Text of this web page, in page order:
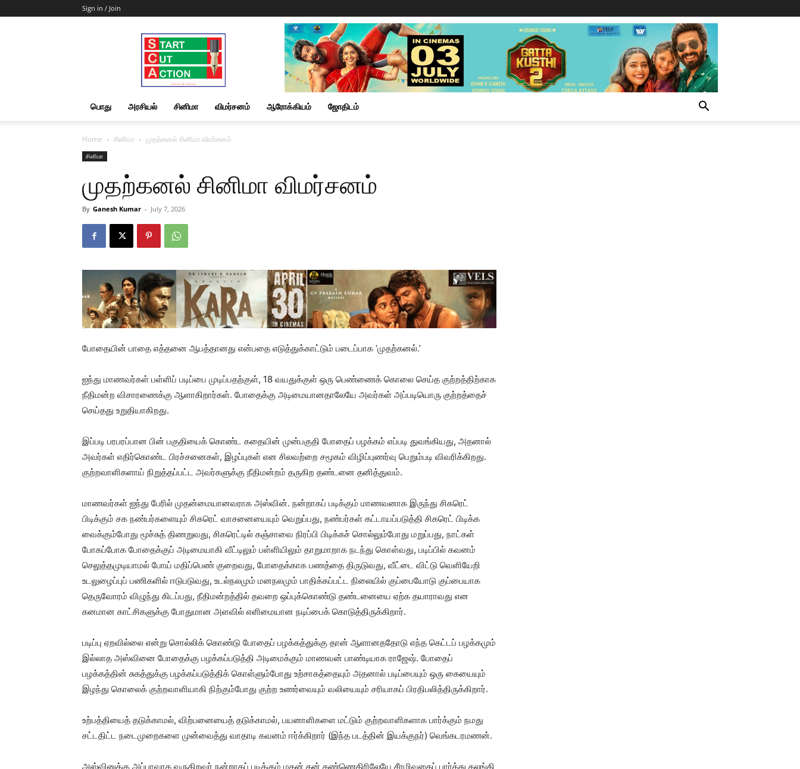
Sign in / Join
Start
Cut
Action
|
News
&
பொது அரசியல் சினிமா விமர்சனம் ஆரோக்கியம் ஜோதிடம்
Home சினிமா முதற்கனல் சினிமா விமர்சனம்
சினிமா
முதற்கனல் சினிமா விமர்சனம்
By Ganesh Kumar - July 7, 2026
போதையின் பாதை எத்தனை ஆபத்தானது என்பதை எடுத்துக்காட்டும் படைப்பாக ‘முதற்கனல்.’
ஐந்து மாணவர்கள் பள்ளிப் படிப்பை முடிப்பதற்குள், 18 வயதுக்குள் ஒரு பெண்ணைக் கொலை செய்த குற்றத்திற்காக
நீதிமன்ற விசாரணைக்கு ஆளாகிறார்கள். போதைக்கு அடிமையானதாலேயே அவர்கள் அப்படியொரு குற்றத்தைச்
செய்தது உறுதியாகிறது.
இப்படி பரபரப்பான பின் பகுதியைக் கொண்ட கதையின் முன்பகுதி போதைப் பழக்கம் எப்படி துவங்கியது, அதனால்
அவர்கள் எதிர்கொண்ட பிரச்சனைகள், இழப்புகள் என சிலவற்றை சமூகம் விழிப்புணர்வு பெறும்படி விவரிக்கிறது.
குற்றவாளிகளாய் நிறுத்தப்பட்ட அவர்களுக்கு நீதிமன்றம் தருகிற தண்டனை தனித்துவம்.
மாணவர்கள் ஐந்து பேரில் முதன்மையானவராக அஸ்வின். நன்றாகப் படிக்கும் மாணவனாக இருந்து சிகரெட்
பிடிக்கும் சக நண்பர்களையும் சிகரெட் வாசனையையும் வெறுப்பது, நண்பர்கள் கட்டாயப்படுத்தி சிகரெட் பிடிக்க
வைக்கும்போது மூச்சுத் திணறுவது, சிகரெட்டில் கஞ்சாவை நிரப்பி பிடிக்கச் சொல்லும்போது மறுப்பது, நாட்கள்
போகப்போக போதைக்குப் அடிமையாகி வீட்டிலும் பள்ளியிலும் தாறுமாறாக நடந்து கொள்வது, படிப்பில் கவனம்
செலுத்தமுடியாமல் போய் மதிப்பெண் குறைவது, போதைக்காக பணத்தை திருடுவது, வீட்டை விட்டு வெளியேறி
உடலுழைப்புப் பணிகளில் ஈடுபடுவது, உடல்நலமும் மனநலமும் பாதிக்கப்பட்ட நிலையில் குப்பையோடு குப்பையாக
தெருவோரம் விழுந்து கிடப்பது, நீதிமன்றத்தில் தவறை ஒப்புக்கொண்டு தண்டனையை ஏற்க தயாராவது என
கனமான காட்சிகளுக்கு போதுமான அளவில் எளிமையான நடிப்பைக் கொடுத்திருக்கிறார்.
படிப்பு ஏறவில்லை என்று சொல்லிக் கொண்டு போதைப் பழக்கத்துக்கு தான் ஆளானததோடு எந்த கெட்டப் பழக்கமும்
இல்லாத அஸ்வினை போதைக்கு பழக்கப்படுத்தி அடிமைக்கும் மாணவன் பாண்டியாக ராஜேஷ். போதைப்
பழக்கத்தின் சுகத்துக்கு பழக்கப்படுத்திக் கொள்ளும்போது உற்சாகத்தையும் அதனால் படிப்பையும் ஒரு கையையும்
இழந்து கொலைக் குற்றவாளியாகி நிற்கும்போது குற்ற உணர்வையும் வலியையும் சரியாகப் பிரதிபலித்திருக்கிறார்.
உற்பத்தியைத் தடுக்காமல், விற்பனையைத் தடுக்காமல், பயனாளிகளை மட்டும் குற்றவாளிகளாக பார்க்கும் நமது
சட்டதிட்ட நடைமுறைகளை முன்வைத்து வாதாடி கவனம் ஈர்க்கிறார் (இந்த படத்தின் இயக்குநர்) வெங்கடரமணன்.
அஸ்வினுக்கு அப்பாவாக வருகிறவர் நன்றாகப் படிக்கும் மகன் தன் கண்ணெதிரிலேயே சீரழிவதைப் பார்த்து கலங்கி